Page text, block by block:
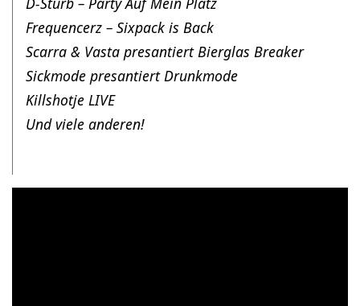
Frequencerz – Sixpack is Back
Scarra & Vasta presantiert Bierglas Breaker
Sickmode presantiert Drunkmode
Killshotje LIVE
Und viele anderen!